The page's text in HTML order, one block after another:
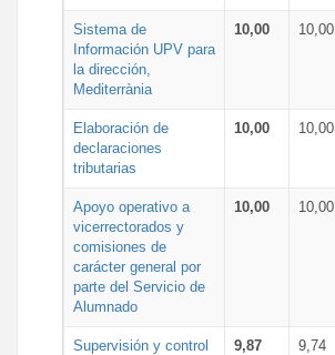
Sistema de
Información UPV para
la dirección,
Mediterrània
10,00 10,00
Elaboración de
declaraciones
tributarias
10,00 10,00
Apoyo operativo a
vicerrectorados y
comisiones de
carácter general por
parte del Servicio de
Alumnado
10,00 10,00
Supervisión y control
9,87 9,74